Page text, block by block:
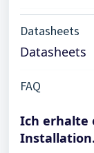
Datasheets
Datasheets
FAQ
Ich erhalte
Installation.